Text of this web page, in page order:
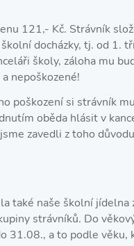
121,- Kč. Strávník
docházky, tj. od 1.
školy, záloha mu
nepoškozené!
poškození si strávník
oběda hlásit v
zavedli z toho
také naše školní
strávníků. Do
31.08., a to podle věku,